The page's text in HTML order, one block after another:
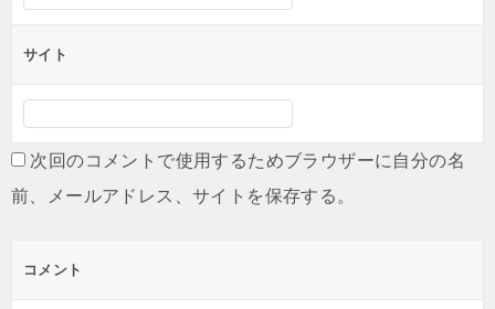
サイト
次回のコメントで使用するためブラウザーに自分の名
前、メールアドレス、サイトを保存する。
コメント